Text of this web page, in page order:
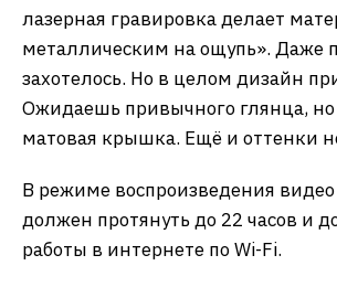
лазерная гравировка делает
металлическим на ощупь». Даже
захотелось. Но в целом дизайн
Ожидаешь привычного глянца, но
матовая крышка. Ещё и оттенки
В режиме воспроизведения видео
должен протянуть до 22 часов и
работы в интернете по Wi-Fi.